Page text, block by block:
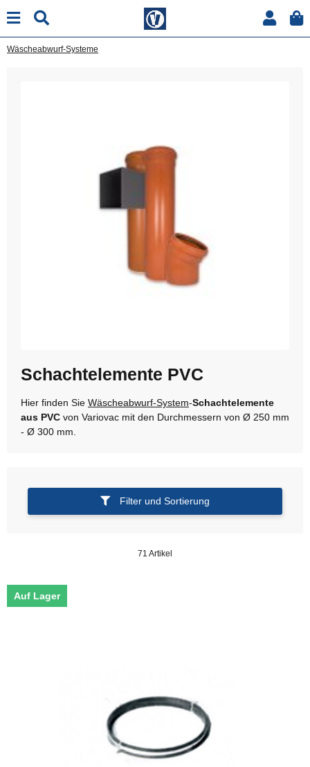
Wäscheabwurf-Systeme
Schachtelemente PVC
Hier finden Sie Wäscheabwurf-System-Schachtelemente
aus PVC von Variovac mit den Durchmessern von Ø 250 mm
- Ø 300 mm.
Filter und Sortierung
71 Artikel
Auf Lager